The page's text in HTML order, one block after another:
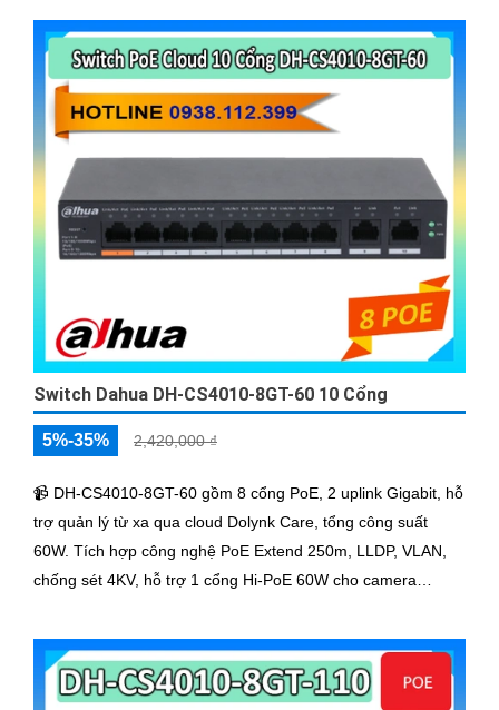
Switch Dahua DH-CS4010-8GT-60 10 Cổng
5%-35% 2,420,000 ₫
📹 DH-CS4010-8GT-60 gồm 8 cổng PoE, 2 uplink Gigabit, hỗ
trợ quản lý từ xa qua cloud Dolynk Care, tổng công suất
60W. Tích hợp công nghệ PoE Extend 250m, LLDP, VLAN,
chống sét 4KV, hỗ trợ 1 cổng Hi-PoE 60W cho camera
lắp đặt.